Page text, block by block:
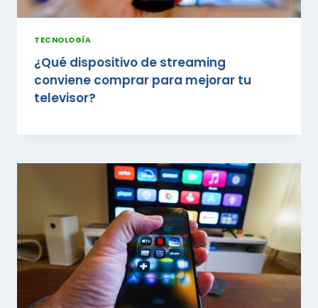
TECNOLOGÍA
¿Qué dispositivo de streaming
conviene comprar para mejorar tu
televisor?